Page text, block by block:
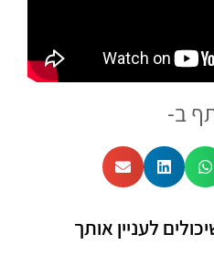
ב-
לעניין אותך